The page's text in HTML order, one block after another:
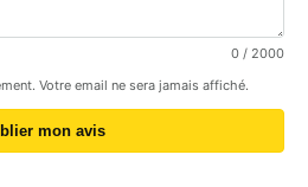
0 / 2000
Votre email ne sera jamais affiché.
mon avis